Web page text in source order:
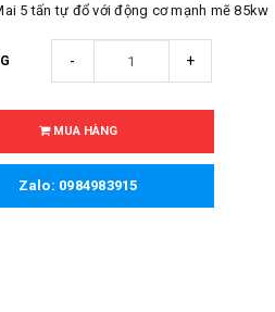
5 tấn tự đổ với động cơ mạnh mẽ 85kw
- +
MUA HÀNG
Zalo: 0984983915